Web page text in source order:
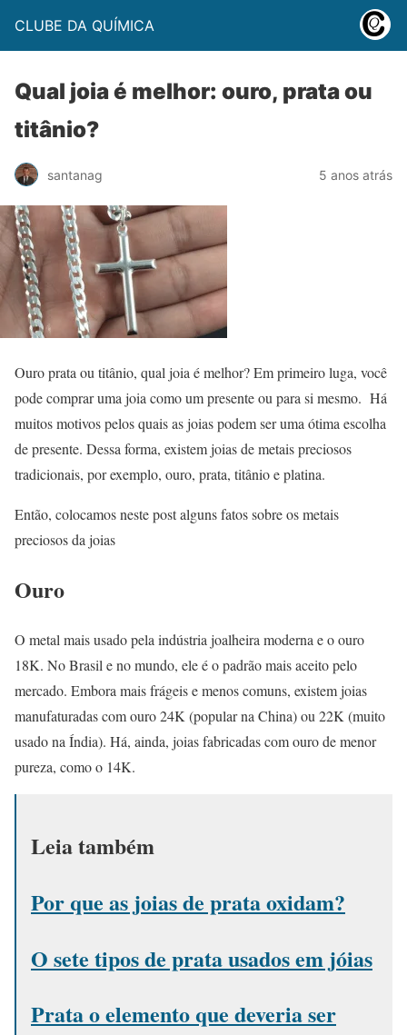
CLUBE DA QUÍMICA
Qual joia é melhor: ouro, prata ou
titânio?
santanag 5 anos atrás
Ouro prata ou titânio, qual joia é melhor? Em primeiro luga, você
pode comprar uma joia como um presente ou para si mesmo. Há
muitos motivos pelos quais as joias podem ser uma ótima escolha
de presente. Dessa forma, existem joias de metais preciosos
tradicionais, por exemplo, ouro, prata, titânio e platina.
Então, colocamos neste post alguns fatos sobre os metais
preciosos da joias
Ouro
O metal mais usado pela indústria joalheira moderna e o ouro
18K. No Brasil e no mundo, ele é o padrão mais aceito pelo
mercado. Embora mais frágeis e menos comuns, existem joias
manufaturadas com ouro 24K (popular na China) ou 22K (muito
usado na Índia). Há, ainda, joias fabricadas com ouro de menor
pureza, como o 14K.
Leia também
Por que as joias de prata oxidam?
O sete tipos de prata usados em jóias
Prata o elemento que deveria ser